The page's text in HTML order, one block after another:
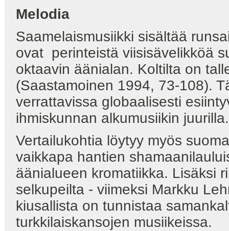
Melodia
Saamelaismusiikki sisältää
ovat perinteistä viisisävelikköä
oktaavin äänialan. Koltilta on
(Saastamoinen 1994, 73-108).
verrattavissa globaalisesti
ihmiskunnan alkumusiikin juurilla.
Vertailukohtia löytyy myös
vaikkapa hantien
äänialueen kromatiikka. Lisäksi
selkupeilta - viimeksi Markku
kiusallista on tunnistaa
turkkilaiskansojen musiikeissa.